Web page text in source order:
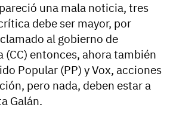
una mala noticia, tres
debe ser mayor, por
al gobierno de
(CC) entonces, ahora también
Popular (PP) y Vox, acciones
pero nada, deben estar a
Galán.